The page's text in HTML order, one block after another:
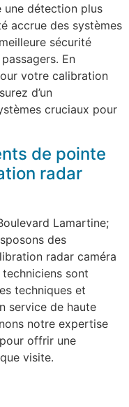
une détection plus
accrue des systèmes
sécurité
En
votre calibration
d’un
cruciaux pour
de pointe
radar
Lamartine;
des
radar caméra
techniciens sont
techniques et
service de haute
notre expertise
offrir une
visite.